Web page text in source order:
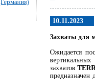
10.11.2023
Захваты для
Ожидается
вертикальных
захватов
предназначен